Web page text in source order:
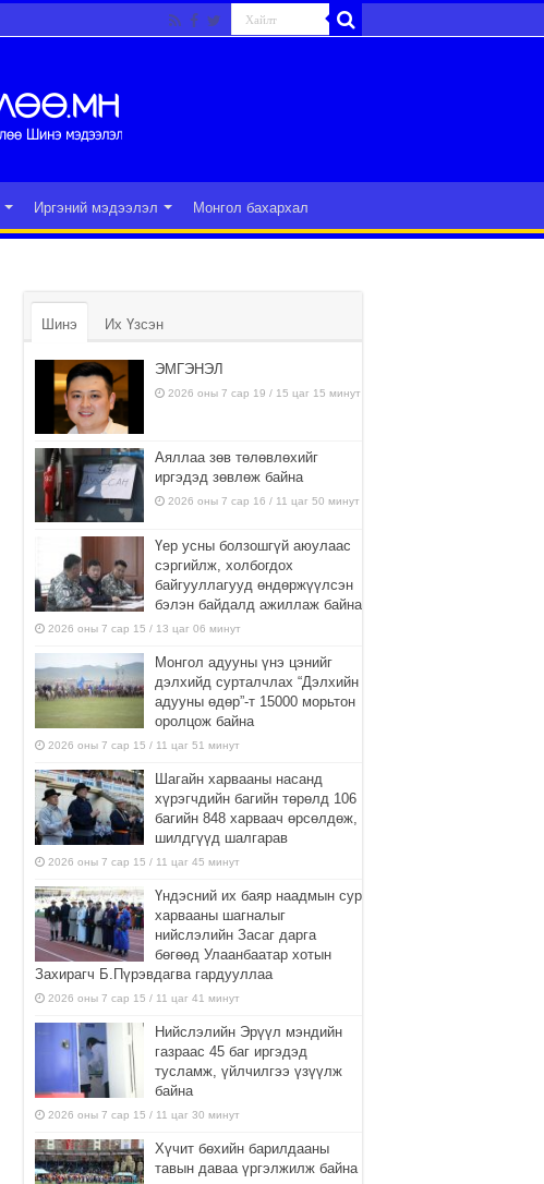
Иргэний мэдээлэл Монгол бахархал
Шинэ Их Үзсэн
ЭМГЭНЭЛ
2026 оны 7 сар 19 / 15 цаг 15 минут
Аяллаа зөв төлөвлөхийг
иргэдэд зөвлөж байна
2026 оны 7 сар 16 / 11 цаг 50 минут
Үер усны болзошгүй аюулаас
сэргийлж, холбогдох
байгууллагууд өндөржүүлсэн
бэлэн байдалд ажиллаж байна
2026 оны 7 сар 15 / 13 цаг 06 минут
Монгол адууны үнэ цэнийг
дэлхийд сурталчлах “Дэлхийн
адууны өдөр”-т 15000 морьтон
оролцож байна
2026 оны 7 сар 15 / 11 цаг 51 минут
Шагайн харвааны насанд
хүрэгчдийн багийн төрөлд 106
багийн 848 харваач өрсөлдөж,
шилдгүүд шалгарав
2026 оны 7 сар 15 / 11 цаг 45 минут
Үндэсний их баяр наадмын сур
харвааны шагналыг
нийслэлийн Засаг дарга
бөгөөд Улаанбаатар хотын
Захирагч Б.Пүрэвдагва гардууллаа
2026 оны 7 сар 15 / 11 цаг 41 минут
Нийслэлийн Эрүүл мэндийн
газраас 45 баг иргэдэд
тусламж, үйлчилгээ үзүүлж
байна
2026 оны 7 сар 15 / 11 цаг 30 минут
Хүчит бөхийн барилдааны
тавын даваа үргэлжилж байна